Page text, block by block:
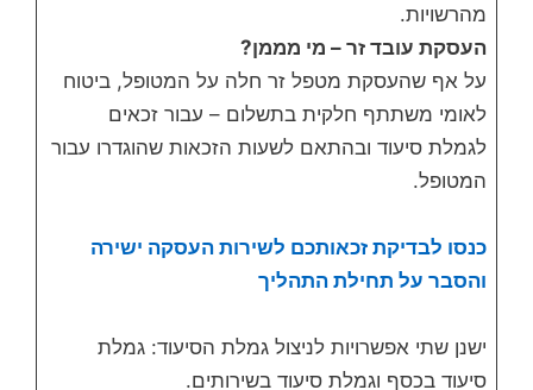
מהרשויות.
העסקת עובד זר – מי מממן?
על אף שהעסקת מטפל זר חלה על המטופל, ביטוח
לאומי משתתף חלקית בתשלום – עבור זכאים
לגמלת סיעוד ובהתאם לשעות הזכאות שהוגדרו עבור
המטופל.
כנסו לבדיקת זכאותכם לשירות העסקה ישירה
והסבר על תחילת התהליך
ישנן שתי אפשרויות לניצול גמלת הסיעוד: גמלת
סיעוד בכסף וגמלת סיעוד בשירותים.